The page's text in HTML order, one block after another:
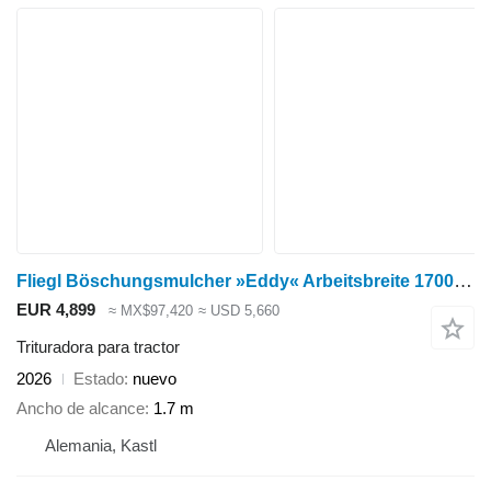
Fliegl Böschungsmulcher »Eddy« Arbeitsbreite 1700 mm
EUR 4,899 ≈ MX$97,420 ≈ USD 5,660
Trituradora para tractor
2026
Estado nuevo
Ancho de alcance 1.7 m
Alemania, Kastl